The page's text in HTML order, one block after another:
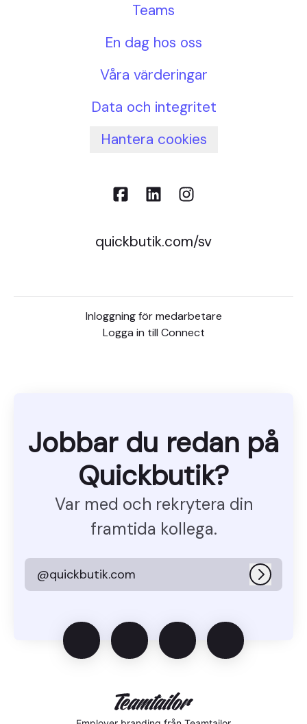
Teams
En dag hos oss
Våra värderingar
Data och integritet
Hantera cookies
quickbutik.com/sv
Inloggning för medarbetare
Logga in till Connect
Jobbar du redan på
Quickbutik?
Var med och rekrytera din
framtida kollega.
@quickbutik.com Logga